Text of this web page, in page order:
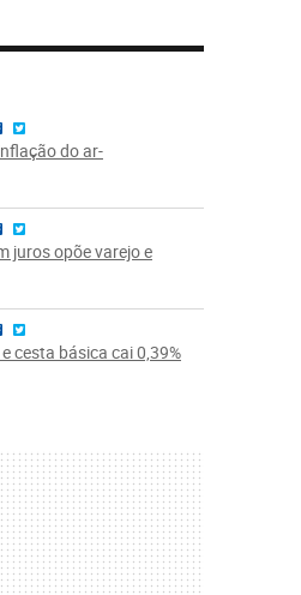
do ar-
juros opõe varejo e
cesta básica cai 0,39%